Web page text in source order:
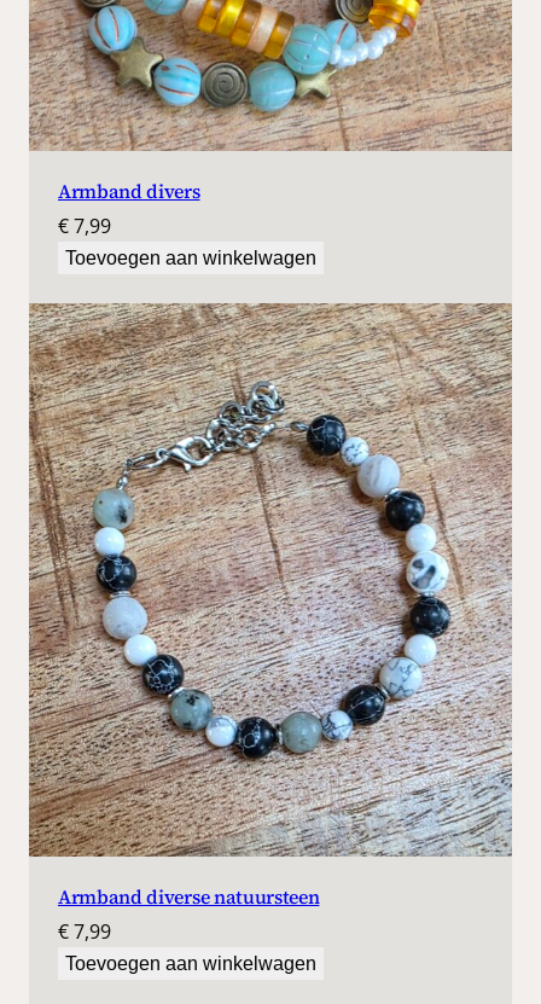
Armband divers
€7,99
Toevoegen aan winkelwagen
Armband diverse natuursteen
€7,99
Toevoegen aan winkelwagen